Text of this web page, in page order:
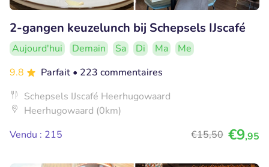
2-gangen keuzelunch bij Schepsels IJscafé
Aujourd'hui Demain Sa Di Ma
Me
9.8
Parfait • 223 commentaires
Schepsels IJscafé Heerhugowaard
Heerhugowaard (0km)
Vendu : 215
€15,50 €9,95